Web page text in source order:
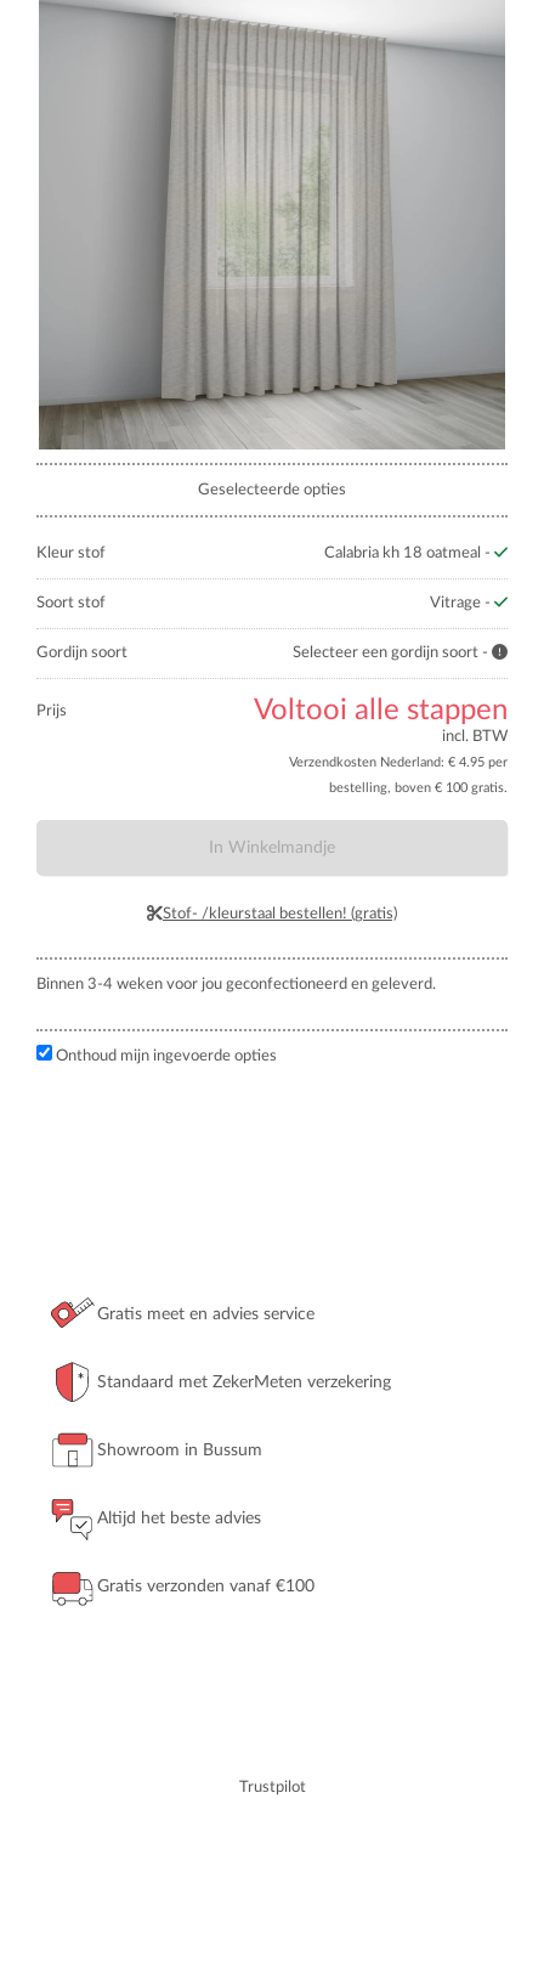
Geselecteerde opties
Kleur stof Calabria kh 18 oatmeal -
Soort stof Vitrage -
Gordijn soort Selecteer een gordijn soort -
Prijs Voltooi alle stappen
incl. BTW
Verzendkosten Nederland: € 4.95 per
bestelling, boven € 100 gratis.
In Winkelmandje
Stof- /kleurstaal bestellen! (gratis)
Binnen 3-4 weken voor jou geconfectioneerd en geleverd.
Onthoud mijn ingevoerde opties
Gratis meet en advies service
Standaard met ZekerMeten verzekering
Showroom in Bussum
Altijd het beste advies
Gratis verzonden vanaf €100
Trustpilot